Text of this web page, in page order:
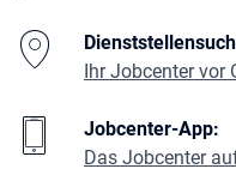
Ihr Jobcenter vor
Jobcenter-App:
Das Jobcenter